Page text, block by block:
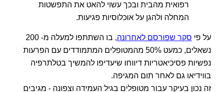
רפואית מהבית ובכך עשוי להאט את התפשטות
המחלה ולהגן על אוכלוסיות פגיעות.
על פי סקר שפורסם לאחרונה
, בו השתתפו למעלה מ- 200
נשאלים, כמעט 50% מהמטופלים המתמודדים עם הפרעות
נפשיות פסיכיאטריות דיווחו שיעדיפו להמשיך בטלתרפיה
בווידיאו גם לאחר תום המגיפה.
זה נכון בעיקר עבור מטופלים בגיל העמידה וצפונה - מגיבים